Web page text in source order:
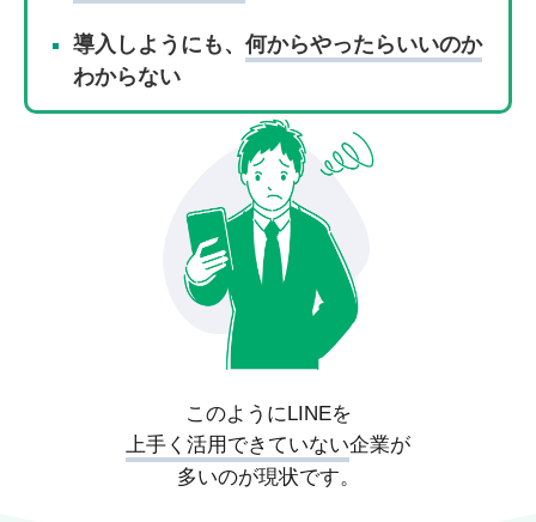
導入しようにも、何からやったらいいのか
わからない
このようにLINEを
上手く活用できていない企業が
多いのが現状です。